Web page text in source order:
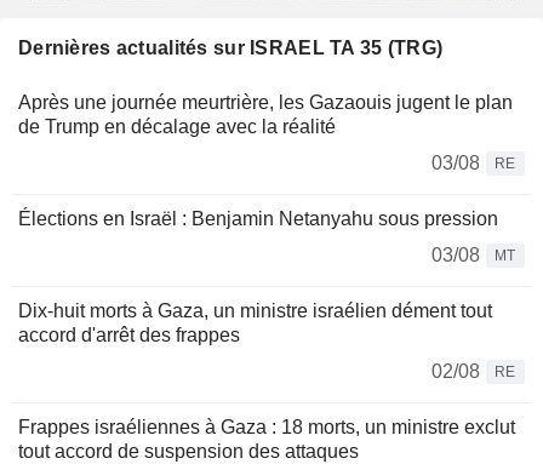
Dernières actualités sur ISRAEL TA 35 (TRG)
Après une journée meurtrière, les Gazaouis jugent le plan
de Trump en décalage avec la réalité
03/08
RE
Élections en Israël : Benjamin Netanyahu sous pression
03/08
MT
Dix-huit morts à Gaza, un ministre israélien dément tout
accord d'arrêt des frappes
02/08
RE
Frappes israéliennes à Gaza : 18 morts, un ministre exclut
tout accord de suspension des attaques